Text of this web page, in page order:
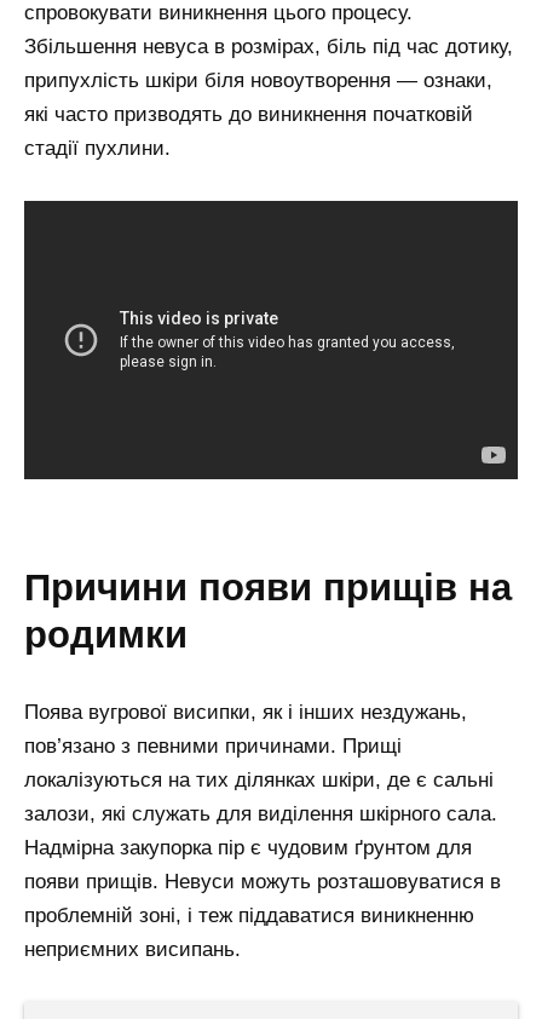
спровокувати виникнення цього процесу.
Збільшення невуса в розмірах, біль під час дотику,
припухлість шкіри біля новоутворення — ознаки,
які часто призводять до виникнення початковій
стадії пухлини.
причини появи прищів на
родимки
Поява вугрової висипки, як і інших нездужань,
пов’язано з певними причинами. Прищі
локалізуються на тих ділянках шкіри, де є сальні
залози, які служать для виділення шкірного сала.
Надмірна закупорка пір є чудовим ґрунтом для
появи прищів. Невуси можуть розташовуватися в
проблемній зоні, і теж піддаватися виникненню
неприємних висипань.